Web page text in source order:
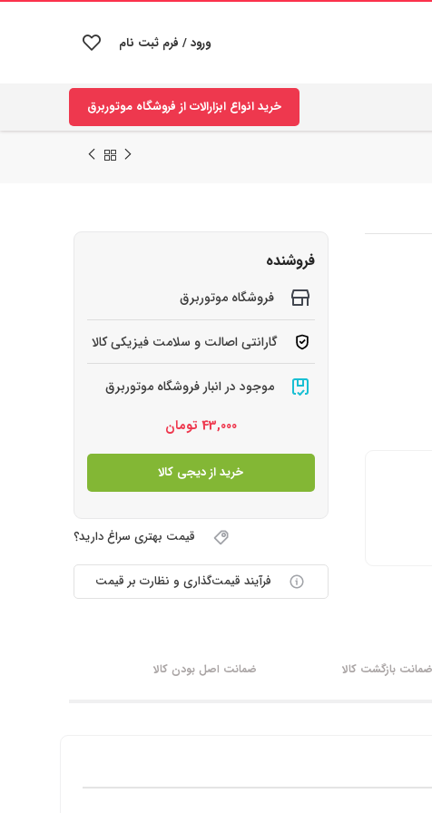
ورود / فرم ثبت نام
خرید انواع ابزارالات از فروشگاه موتوربرق
فروشنده
فروشگاه موتوربرق
گارانتی اصالت و سلامت فیزیکی کالا
موجود در انبار فروشگاه موتوربرق
43,000 تومان
خرید از دیجی کالا
قیمت بهتری سراغ دارید؟
فرآیند قیمت‌گذاری و نظارت بر قیمت
بازگشت کالا ضمانت اصل بودن کالا